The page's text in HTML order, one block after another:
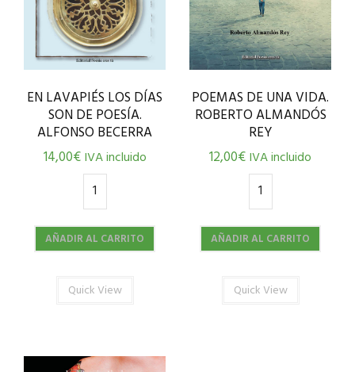
EN LAVAPIÉS LOS DÍAS
SON DE POESÍA.
ALFONSO BECERRA
14,00€ IVA incluido
AÑADIR AL CARRITO
Quick View
POEMAS DE UNA VIDA.
ROBERTO ALMANDÓS
REY
12,00€IVA incluido
AÑADIR AL CARRITO
Quick View